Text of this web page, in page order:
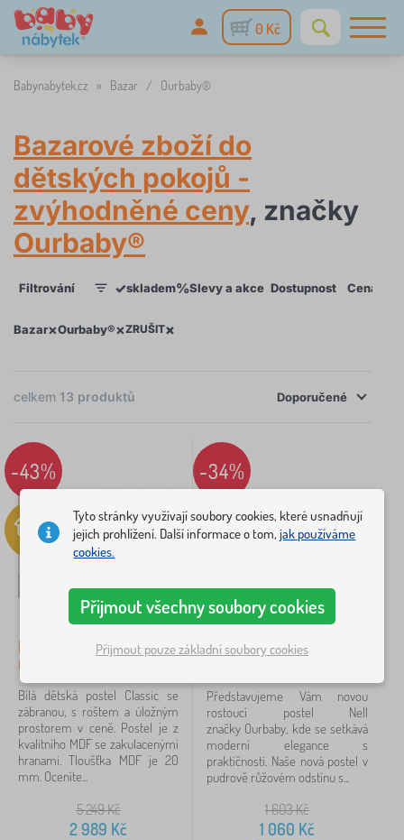
0 Kč
Babynabytek.cz » Bazar / Ourbaby®
Bazarové zboží do
dětských pokojů -
zvýhodněné ceny, značky
Ourbaby®
Filtrování ✓skladem%Slevy a akce Dostupnost Cena
Cena
Vyhledat v rámci filtru
Typ nabídky
Štítky
Značky
1
✓ Ourbaby®
13
ADEKO®
Bazar×Ourbaby®×ZRUŠIT×
celkem 13 produktů
Doporučené
-43%
Bazar - Dětská postel
Classic - bílá
Bílá dětská postel Classic se
zábranou, s roštem a úložným
prostorem v ceně. Postel je z
kvalitního MDF se zakulacenými
hranami. Tloušťka MDF je 20
mm. Oceníte...
5 249Kč
2 989 Kč
-34%
Bazar - Rostoucí postel
Představujeme Vám novou
rostoucí postel Nell
značky Ourbaby, kde se setkává
moderní elegance s
praktičností. Naše nová postel v
pudrově růžovém odstínu s...
1 603Kč
1 060 Kč
Tyto stránky využívají soubory cookies, které usnadňují
jejich prohlížení. Další informace o tom,jak používáme
cookies.
Přijmout všechny soubory cookies
Přijmout pouze základní soubory cookies